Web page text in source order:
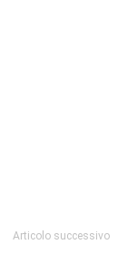
Articolo successivo